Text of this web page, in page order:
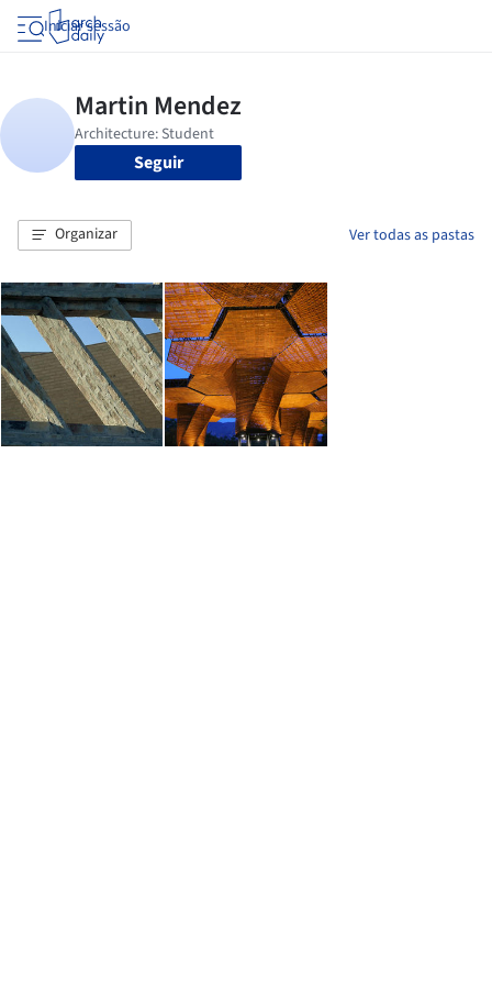
Iniciar sessão
Seguir
Organizar Ver todas as pastas